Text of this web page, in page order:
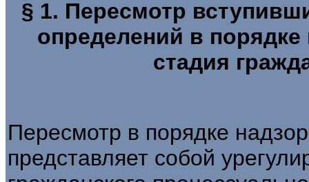
§ 1. Пересмотр
определений в порядке
стадия
Пересмотр в порядке
представляет собой